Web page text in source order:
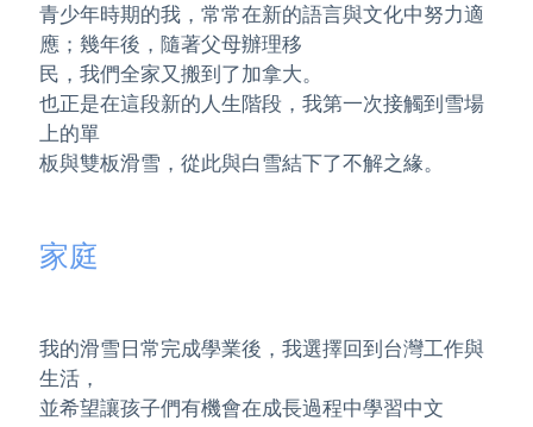
青少年時期的我，常常在新的語言與文化中努力適
應；幾年後，隨著父母辦理移
民，我們全家又搬到了加拿大。
也正是在這段新的人生階段，我第一次接觸到雪場
上的單
板與雙板滑雪，從此與白雪結下了不解之緣。
家庭
我的滑雪日常完成學業後，我選擇回到台灣工作與
生活，
並希望讓孩子們有機會在成長過程中學習中文